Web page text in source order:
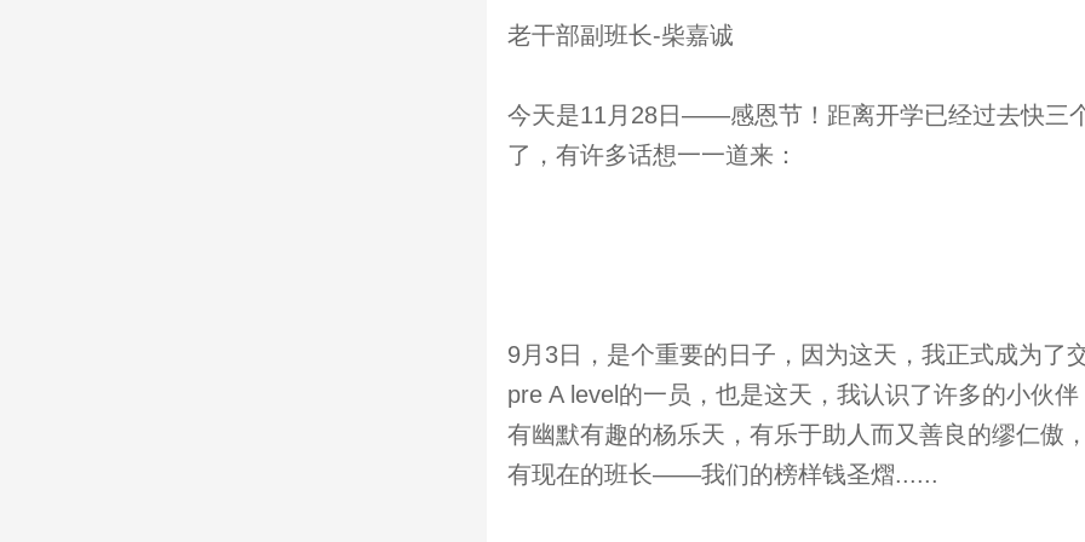
老干部副班长-柴嘉诚
今天是11月28日——感恩节！距离开学已经过去快三
了，有许多话想一一道来
9月3日，是个重要的日子，因为这天，我正式成为了
pre A level的一员，也是这天，我认识了许多的小伙伴
有幽默有趣的杨乐天，有乐于助人而又善良的缪仁傲
有现在的班长——我们的榜样钱圣熠......